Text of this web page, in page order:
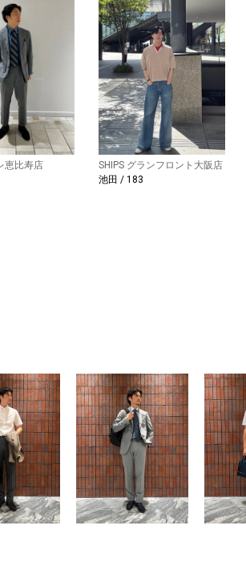
恵比寿店
SHIPS グランフロント大阪店
池田 / 183